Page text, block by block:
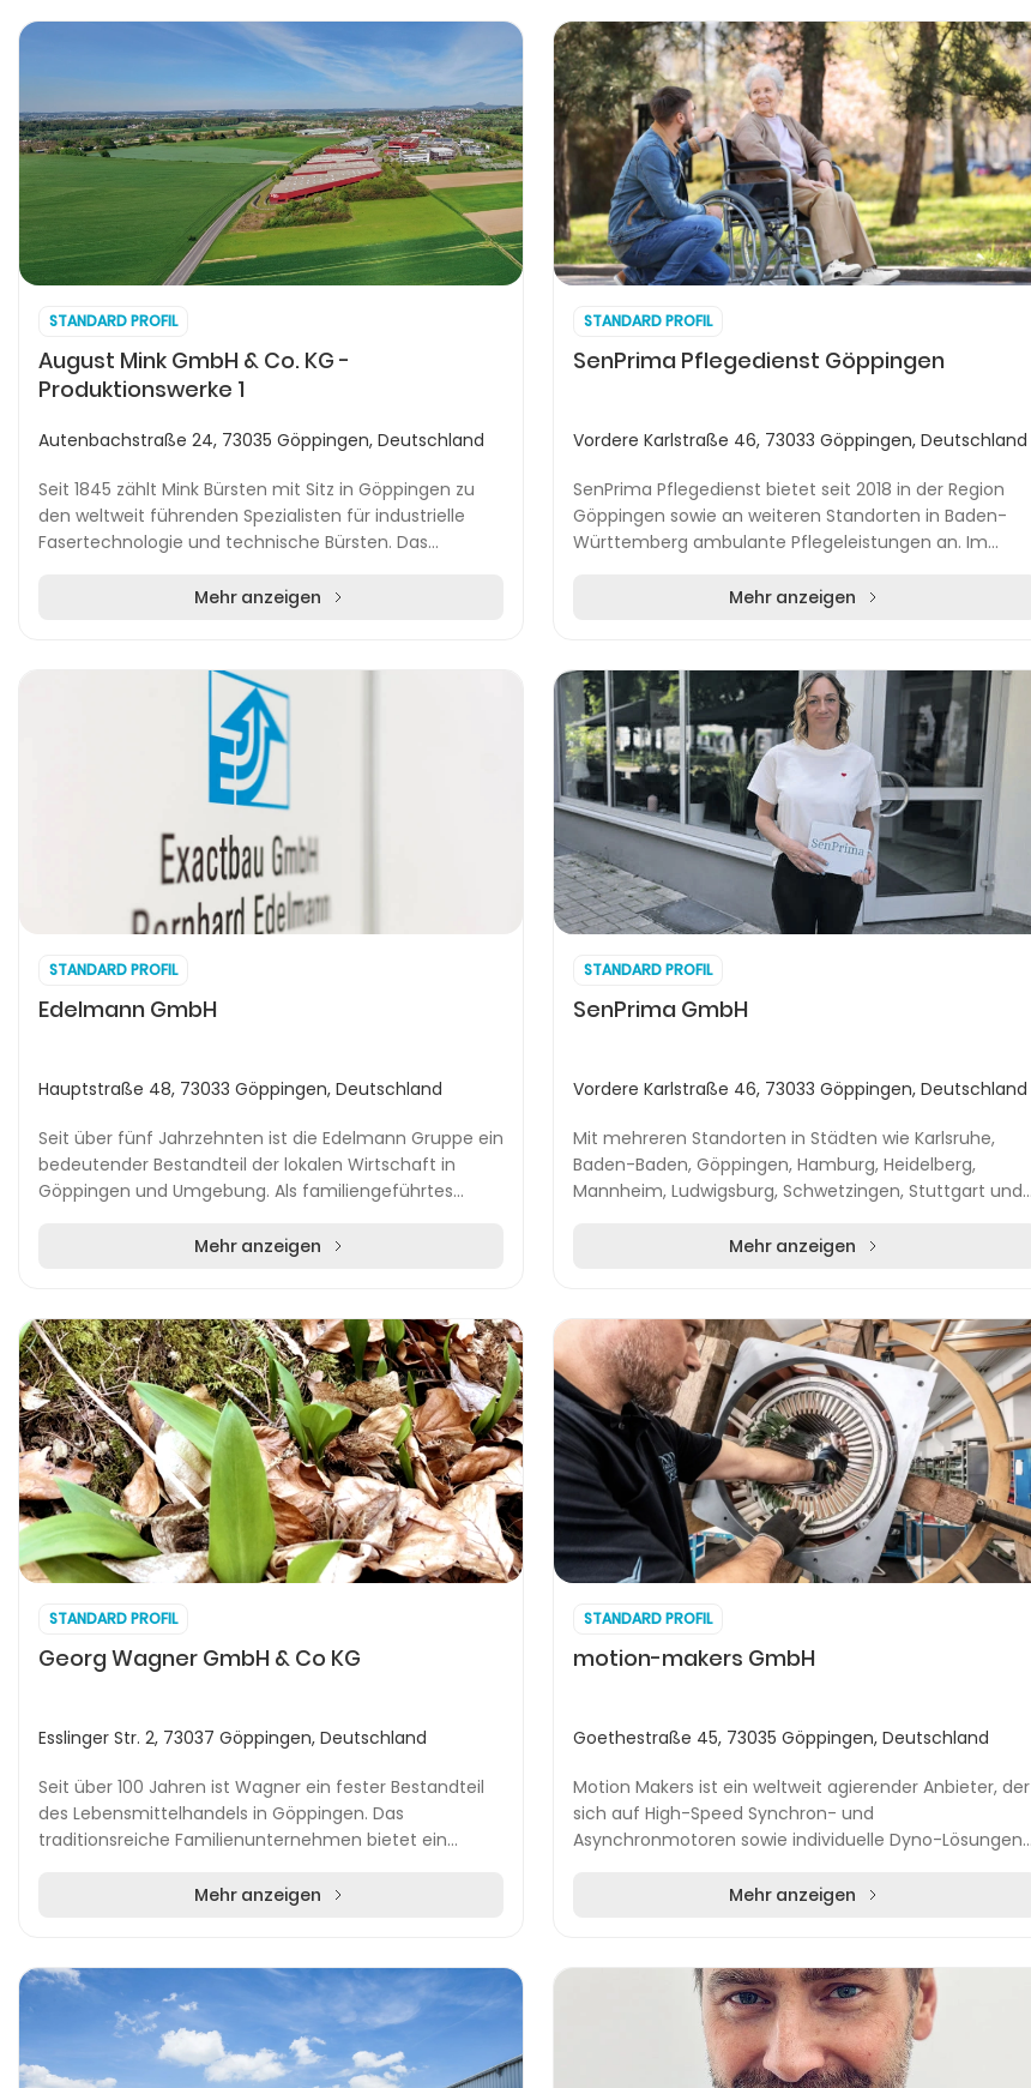
STANDARD PROFIL
August Mink GmbH & Co. KG -
Produktionswerke 1
Autenbachstraße 24, 73035 Göppingen, Deutschland
Seit 1845 zählt Mink Bürsten mit Sitz in Göppingen zu
den weltweit führenden Spezialisten für industrielle
Fasertechnologie und technische Bürsten. Das
Mehr anzeigen
STANDARD PROFIL
SenPrima Pflegedienst Göppingen
Vordere Karlstraße 46, 73033 Göppingen, Deutschland
SenPrima Pflegedienst bietet seit 2018 in der Region
Göppingen sowie an weiteren Standorten in Baden-
Württemberg ambulante Pflegeleistungen an. Im
Mehr anzeigen
STANDARD PROFIL
Edelmann GmbH
Hauptstraße 48, 73033 Göppingen, Deutschland
Seit über fünf Jahrzehnten ist die Edelmann Gruppe ein
bedeutender Bestandteil der lokalen Wirtschaft in
Göppingen und Umgebung. Als familiengeführtes
Mehr anzeigen
STANDARD PROFIL
SenPrima GmbH
Vordere Karlstraße 46, 73033 Göppingen, Deutschland
Mit mehreren Standorten in Städten wie Karlsruhe,
Baden-Baden, Göppingen, Hamburg, Heidelberg,
Mannheim, Ludwigsburg, Schwetzingen, Stuttgart und
Mehr anzeigen
STANDARD PROFIL
Georg Wagner GmbH & Co KG
Esslinger Str. 2, 73037 Göppingen, Deutschland
Seit über 100 Jahren ist Wagner ein fester Bestandteil
des Lebensmittelhandels in Göppingen. Das
traditionsreiche Familienunternehmen bietet ein
Mehr anzeigen
STANDARD PROFIL
motion-makers GmbH
Goethestraße 45, 73035 Göppingen, Deutschland
Motion Makers ist ein weltweit agierender Anbieter, der
sich auf High-Speed Synchron- und
Asynchronmotoren sowie individuelle Dyno-Lösungen
Mehr anzeigen